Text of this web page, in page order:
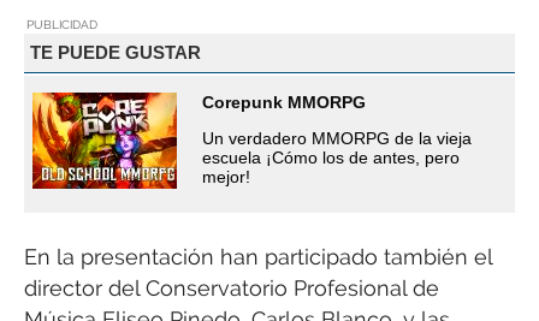
PUBLICIDAD
TE PUEDE GUSTAR
Corepunk MMORPG
Un verdadero MMORPG de la vieja
escuela ¡Cómo los de antes, pero
mejor!
En la presentación han participado también el
director del Conservatorio Profesional de